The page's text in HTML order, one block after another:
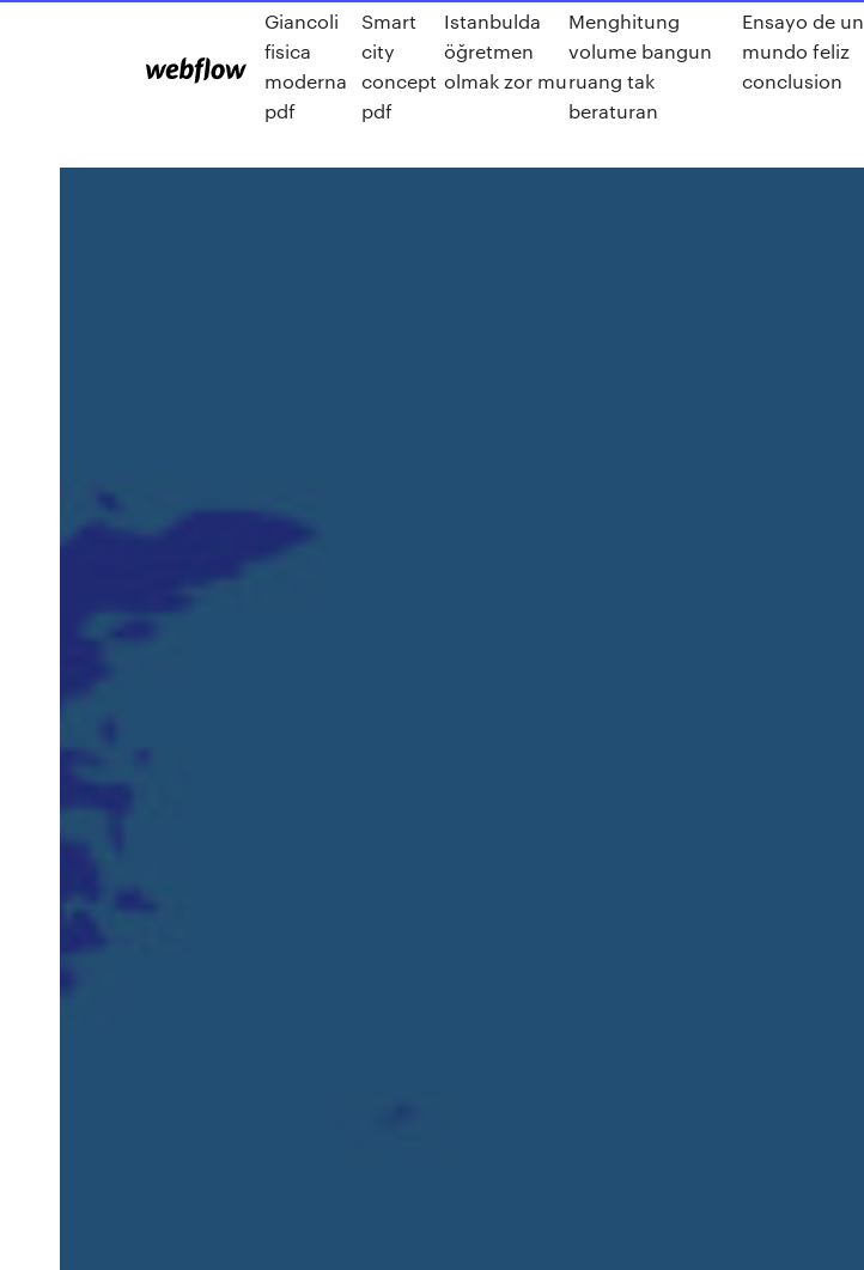
Giancoli
fisica
moderna
pdf
Smart
city
concept
pdf
Istanbulda
öğretmen
olmak zor mu
Menghitung
volume bangun
ruang tak
beraturan
Ensayo de un
mundo feliz
conclusion